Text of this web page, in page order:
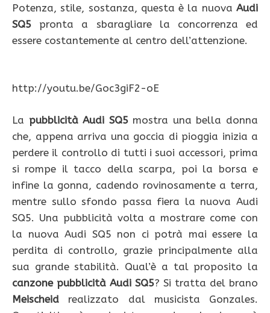
Potenza, stile, sostanza, questa è la nuova Audi
SQ5 pronta a sbaragliare la concorrenza ed
essere costantemente al centro dell’attenzione.
http://youtu.be/Goc3giF2-oE
La pubblicità Audi SQ5mostra una bella donna
che, appena arriva una goccia di pioggia inizia a
perdere il controllo di tutti i suoi accessori, prima
si rompe il tacco della scarpa, poi la borsa e
infine la gonna, cadendo rovinosamente a terra,
mentre sullo sfondo passa fiera la nuova Audi
SQ5. Una pubblicità volta a mostrare come con
la nuova Audi SQ5 non ci potrà mai essere la
perdita di controllo, grazie principalmente alla
sua grande stabilità. Qual’è a tal proposito la
canzone pubblicità Audi SQ5? Si tratta del brano
Meischeid realizzato dal musicista Gonzales.